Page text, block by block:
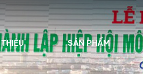
Pan Trading
SẢN PHẨM
CÔNG
MÁY GIẶT Y TẾ 2